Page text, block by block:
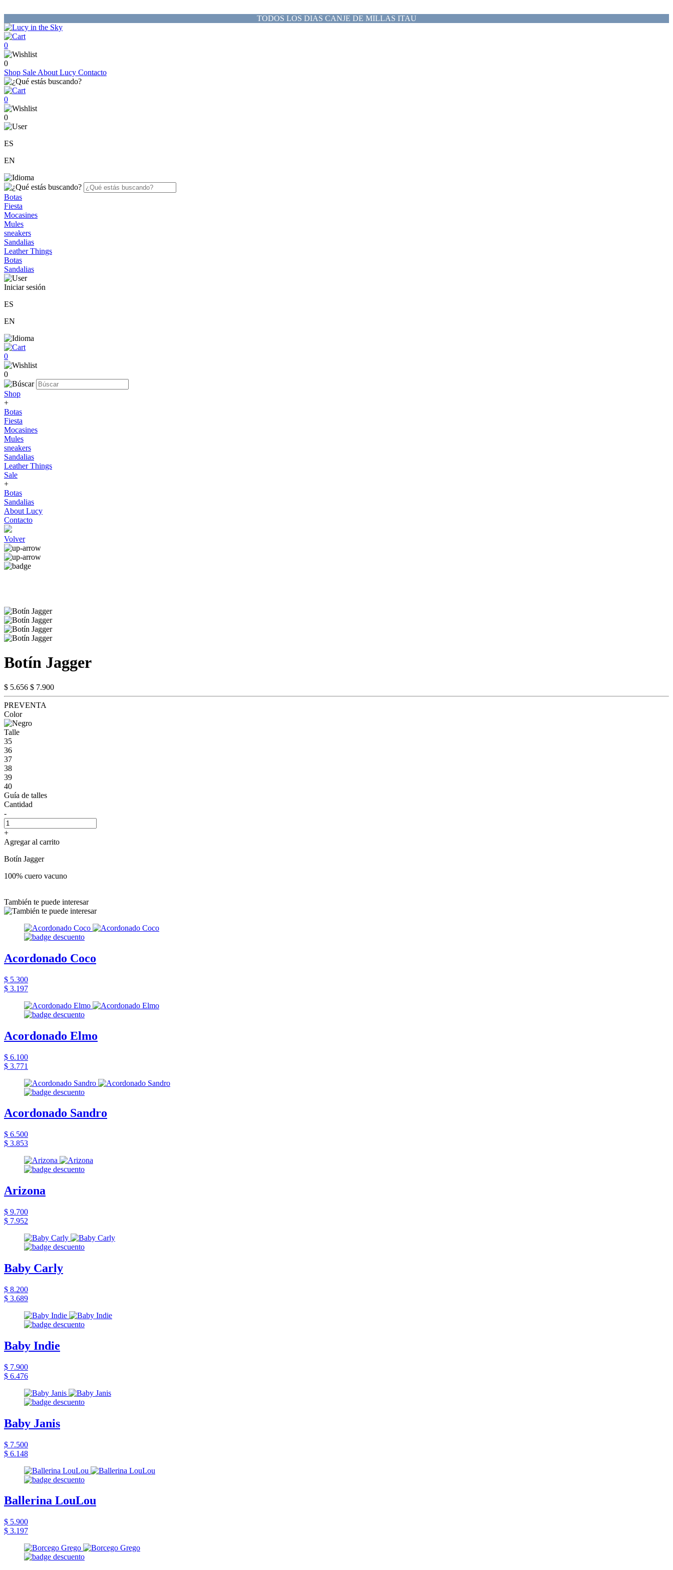
TODOS LOS DIAS CANJE DE MILLAS ITAU
0
0
Shop Sale About Lucy Contacto
0
0
ES
EN
Botas
Fiesta
Mocasines
Mules
sneakers
Sandalias
Leather Things
Botas
Sandalias
Iniciar sesión
ES
EN
0
0
Shop
+
Botas
Fiesta
Mocasines
Mules
sneakers
Sandalias
Leather Things
Sale
+
Botas
Sandalias
About Lucy
Contacto
Volver
Botín Jagger
$ 5.656 $ 7.900
PREVENTA
Color
Talle
35
36
37
38
39
40
Guía de talles
Cantidad
-
+
Agregar al carrito
Botín Jagger
100% cuero vacuno
También te puede interesar
Acordonado Coco
$ 5.300
$ 3.197
Acordonado Elmo
$ 6.100
$ 3.771
Acordonado Sandro
$ 6.500
$ 3.853
Arizona
$ 9.700
$ 7.952
Baby Carly
$ 8.200
$ 3.689
Baby Indie
$ 7.900
$ 6.476
Baby Janis
$ 7.500
$ 6.148
Ballerina LouLou
$ 5.900
$ 3.197